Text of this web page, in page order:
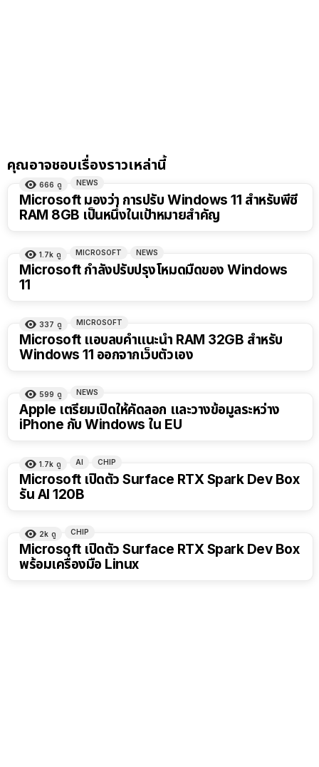
คุณอาจชอบเรื่องราวเหล่านี้
666 ดู NEWS
Microsoft มองว่า การปรับ Windows 11 สำหรับพีซี
RAM 8GB เป็นหนึ่งในเป้าหมายสำคัญ
1.7k ดู MICROSOFT NEWS
Microsoft กำลังปรับปรุงโหมดมืดของ Windows
11
337 ดู MICROSOFT
Microsoft แอบลบคำแนะนำ RAM 32GB สำหรับ
Windows 11 ออกจากเว็บตัวเอง
599 ดู NEWS
Apple เตรียมเปิดให้คัดลอก และวางข้อมูลระหว่าง
iPhone กับ Windows ใน EU
1.7k ดู AI CHIP
Microsoft เปิดตัว Surface RTX Spark Dev Box
รัน AI 120B
2k ดู CHIP
Microsoft เปิดตัว Surface RTX Spark Dev Box
พร้อมเครื่องมือ Linux